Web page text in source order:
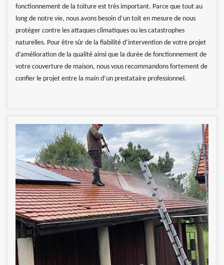
fonctionnement de la toiture est très important. Parce que tout au
long de notre vie, nous avons besoin d’un toit en mesure de nous
protéger contre les attaques climatiques ou les catastrophes
naturelles. Pour être sûr de la fiabilité d’intervention de votre projet
d’amélioration de la qualité ainsi que la durée de fonctionnement de
votre couverture de maison, nous vous recommandons fortement de
confier le projet entre la main d’un prestataire professionnel.